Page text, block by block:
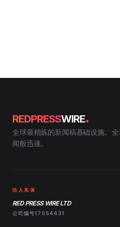
REDPRESSWIRE.
全球最精炼的新闻稿基础设施。
闻般迅速。
法人实体
RED PRESS WIRE LTD
公司编号17054431